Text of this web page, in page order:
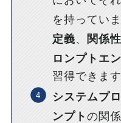
を持ってい
定義、 関係性
ロンプトエ
習得できます
システムプ
ンプトの関